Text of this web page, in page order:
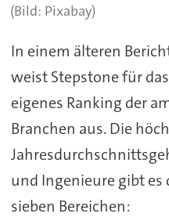
(Bild: Pixabay)
In einem älteren
weist Stepstone für
eigenes Ranking der
Branchen aus. Die
und Ingenieure gibt es
sieben Bereichen: